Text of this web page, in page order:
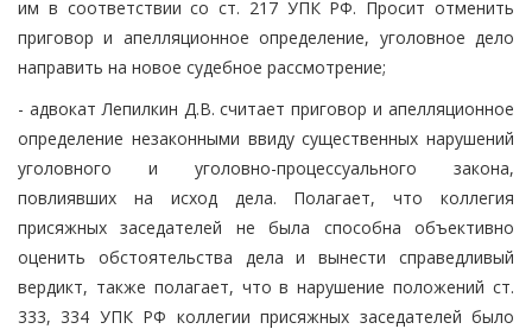
им в соответствии со ст. 217 УПК РФ. Просит отменить
приговор и апелляционное определение, уголовное дело
направить на новое судебное рассмотрение;
- адвокат Лепилкин Д.В. считает приговор и апелляционное
определение незаконными ввиду существенных нарушений
уголовного и уголовно-процессуального закона,
повлиявших на исход дела. Полагает, что коллегия
присяжных заседателей не была способна объективно
оценить обстоятельства дела и вынести справедливый
вердикт, также полагает, что в нарушение положений ст.
333, 334 УПК РФ коллегии присяжных заседателей было